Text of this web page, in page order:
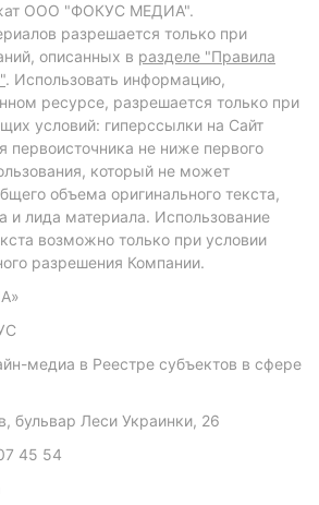
ООО "ФОКУС МЕДИА".
разрешается только при
описанных в разделе "Правила
. Использовать информацию,
ресурсе, разрешается только при
условий: гиперссылки на Сайт
первоисточника не ниже первого
который не может
объема оригинального текста,
и лида материала. Использование
возможно только при условии
разрешения Компании.
медиа в Реестре субъектов в сфере
бульвар Леси Украинки, 26
45 54